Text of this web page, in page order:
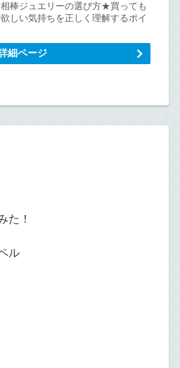
棒ジュエリーの選び方★買っても
しい気持ちを正しく理解するポイ
細ページ
た！
ル